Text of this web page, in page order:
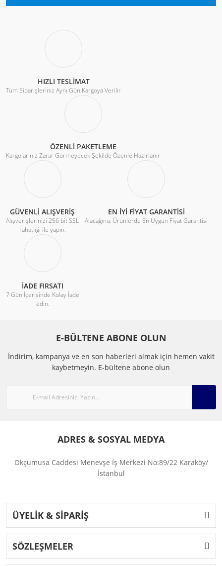
HIZLI TESLİMAT
Tüm Siparişleriniz Aynı Gün Kargoya Verilir
ÖZENLİ PAKETLEME
Kargolarınız Zarar Görmeyecek Şekilde Özenle Hazırlanır
GÜVENLİ ALIŞVERİŞ
Alışverişlerinizi 256 bit SSL
rahatlığı ile yapın.
EN İYİ FİYAT GARANTİSİ
Alacağınız Ürünlerde En Uygun Fiyat Garantisi
İADE FIRSATI
7 Gün İçerisinde Kolay İade
edin.
E-BÜLTENE ABONE OLUN
İndirim, kampanya ve en son haberleri almak için hemen vakit
kaybetmeyin. E-bültene abone olun
ADRES & SOSYAL MEDYA
Okçumusa Caddesi Menevşe İş Merkezi No:89/22 Karaköy/
İstanbul
ÜYELİK & SİPARİŞ
SÖZLEŞMELER